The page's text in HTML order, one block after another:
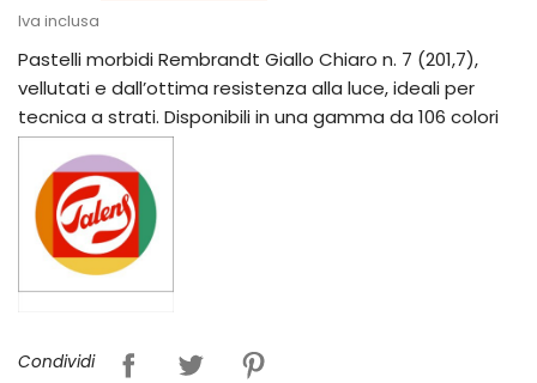
Iva inclusa
Pastelli morbidi Rembrandt Giallo Chiaro n. 7 (201,7),
vellutati e dall’ottima resistenza alla luce, ideali per
tecnica a strati. Disponibili in una gamma da 106 colori
Condividi